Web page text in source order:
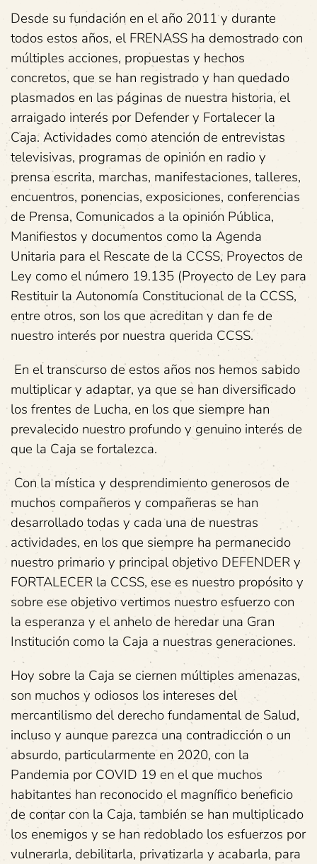
Desde su fundación en el año 2011 y durante
todos estos años, el FRENASS ha demostrado con
múltiples acciones, propuestas y hechos
concretos, que se han registrado y han quedado
plasmados en las páginas de nuestra historia, el
arraigado interés por Defender y Fortalecer la
Caja. Actividades como atención de entrevistas
televisivas, programas de opinión en radio y
prensa escrita, marchas, manifestaciones, talleres,
encuentros, ponencias, exposiciones, conferencias
de Prensa, Comunicados a la opinión Pública,
Manifiestos y documentos como la Agenda
Unitaria para el Rescate de la CCSS, Proyectos de
Ley como el número 19.135 (Proyecto de Ley para
Restituir la Autonomía Constitucional de la CCSS,
entre otros, son los que acreditan y dan fe de
nuestro interés por nuestra querida CCSS.
En el transcurso de estos años nos hemos sabido
multiplicar y adaptar, ya que se han diversificado
los frentes de Lucha, en los que siempre han
prevalecido nuestro profundo y genuino interés de
que la Caja se fortalezca.
Con la mística y desprendimiento generosos de
muchos compañeros y compañeras se han
desarrollado todas y cada una de nuestras
actividades, en los que siempre ha permanecido
nuestro primario y principal objetivo DEFENDER y
FORTALECER la CCSS, ese es nuestro propósito y
sobre ese objetivo vertimos nuestro esfuerzo con
la esperanza y el anhelo de heredar una Gran
Institución como la Caja a nuestras generaciones.
Hoy sobre la Caja se ciernen múltiples amenazas,
son muchos y odiosos los intereses del
mercantilismo del derecho fundamental de Salud,
incluso y aunque parezca una contradicción o un
absurdo, particularmente en 2020, con la
Pandemia por COVID 19 en el que muchos
habitantes han reconocido el magnífico beneficio
de contar con la Caja, también se han multiplicado
los enemigos y se han redoblado los esfuerzos por
vulnerarla, debilitarla, privatizarla y acabarla, para